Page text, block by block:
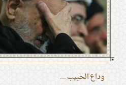
وداع الحبيب ...